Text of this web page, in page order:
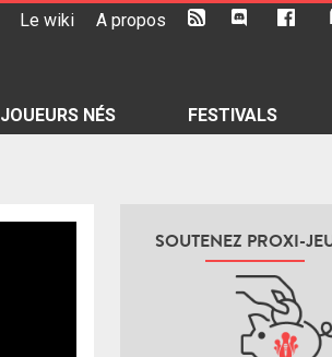
Le wiki A propos
JOUEURS NÉS FESTIVALS
SOUTENEZ PROXI-